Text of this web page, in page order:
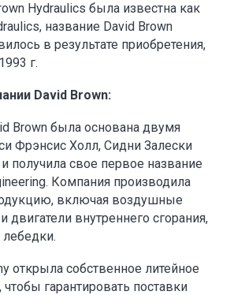
Hydraulics была известна как
название David Brown
в результате приобретения,
г.
David Brown:
Brown была основана двумя
Фрэнсис Холл, Сидни Залески
получила свое первое название
Компания производила
включая воздушные
двигатели внутреннего сгорания,
открыла собственное литейное
чтобы гарантировать поставки